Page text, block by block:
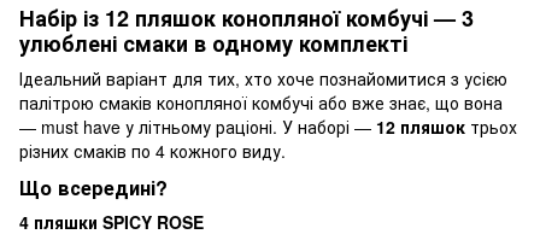
Набір із 12 пляшок конопляної комбучі — 3
улюблені смаки в одному комплекті
Ідеальний варіант для тих, хто хоче познайомитися з усією
палітрою смаків конопляної комбучі або вже знає, що вона
— must have у літньому раціоні. У наборі — 12 пляшок трьох
різних смаків по 4 кожного виду.
Що всередині?
4 пляшки SPICY ROSE